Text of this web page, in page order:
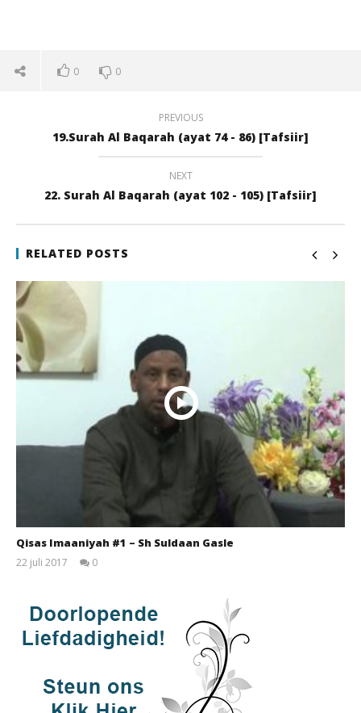
20.Surah Al Baqarah (ayat 86 – 91) [Tafsiir]
juli
qubamedia
juli
0 0
PREVIOUS
19.Surah Al Baqarah (ayat 74 - 86) [Tafsiir]
NEXT
22. Surah Al Baqarah (ayat 102 - 105) [Tafsiir]
RELATED POSTS
Qisas Imaaniyah #1 – Sh Suldaan Gasle
22 juli 2017
0